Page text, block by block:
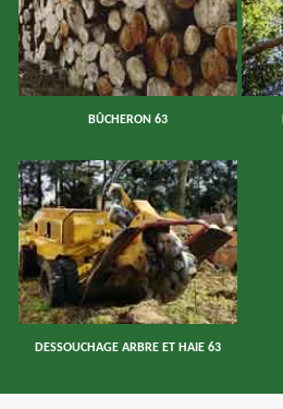
BÛCHERON 63
DESSOUCHAGE ARBRE ET HAIE 63